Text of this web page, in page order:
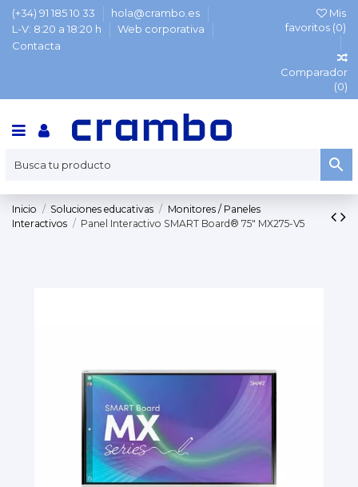
(+34) 91 185 10 33
hola@crambo.es
L-V: 8:20 a 18:20 h
Web corporativa
Contacta
Mis
favoritos (0)
Comparador
(0)
Inicio Soluciones educativas
Monitores / Paneles
Interactivos
Panel Interactivo SMART Board® 75" MX275-V5